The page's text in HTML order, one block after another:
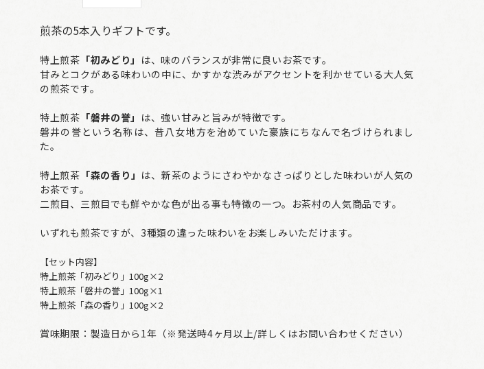
煎茶の5本入りギフトです。
特上煎茶 「初みどり」 は、味のバランスが非常に良いお茶です。
甘みとコクがある味わいの中に、かすかな渋みがアクセントを利かせている大人気
の煎茶です。
特上煎茶 「磐井の誉」 は、強い甘みと旨みが特徴です。
磐井の誉という名称は、昔八女地方を治めていた豪族にちなんで名づけられまし
た。
特上煎茶 「森の香り」 は、新茶のようにさわやかなさっぱりとした味わいが人気の
お茶です。
二煎目、三煎目でも鮮やかな色が出る事も特徴の一つ。お茶村の人気商品です。
いずれも煎茶ですが、3種類の違った味わいをお楽しみいただけます。
【セット内容】
特上煎茶「初みどり」100g×2
特上煎茶「磐井の誉」100g×1
特上煎茶「森の香り」100g×2
賞味期限：製造日から1年（※発送時4ヶ月以上/詳しくはお問い合わせください）